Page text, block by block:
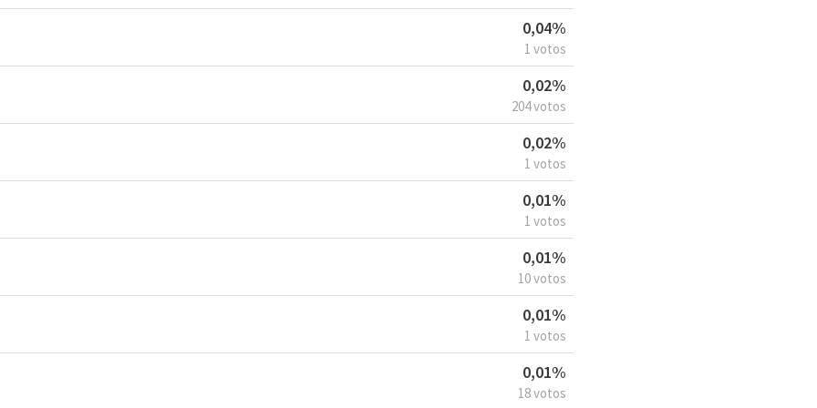
0,04%
1 votos
0,02%
204 votos
0,02%
1 votos
0,01%
1 votos
0,01%
10 votos
0,01%
1 votos
0,01%
18 votos